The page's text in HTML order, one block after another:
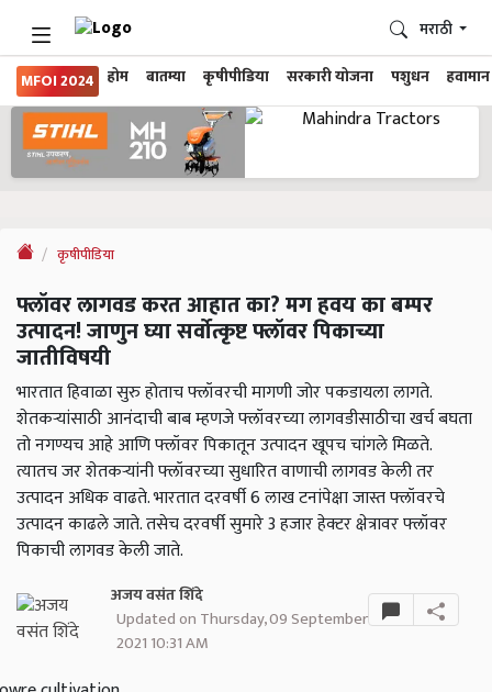
MFOI 2024 होम बातम्या कृषीपीडिया सरकारी योजना पशुधन हवामान
मराठी
कृषीपीडिया
फ्लॉवर लागवड करत आहात का? मग हवय का बम्पर
उत्पादन! जाणुन घ्या सर्वोत्कृष्ट फ्लॉवर पिकाच्या
जातीविषयी
भारतात हिवाळा सुरु होताच फ्लॉवरची मागणी जोर पकडायला लागते.
शेतकऱ्यांसाठी आनंदाची बाब म्हणजे फ्लॉवरच्या लागवडीसाठीचा खर्च बघता
तो नगण्यच आहे आणि फ्लॉवर पिकातून उत्पादन खूपच चांगले मिळते.
त्यातच जर शेतकऱ्यांनी फ्लॉवरच्या सुधारित वाणाची लागवड केली तर
उत्पादन अधिक वाढते. भारतात दरवर्षी 6 लाख टनांपेक्षा जास्त फ्लॉवरचे
उत्पादन काढले जाते. तसेच दरवर्षी सुमारे 3 हजार हेक्टर क्षेत्रावर फ्लॉवर
पिकाची लागवड केली जाते.
अजय वसंत शिंदे
Updated on Thursday, 09 September
2021 10:31 AM